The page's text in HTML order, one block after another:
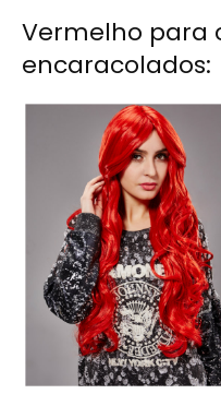
Vermelho para
encaracolados: